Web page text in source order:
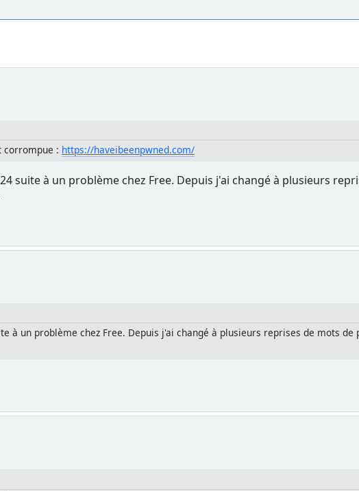
corrompue : https://haveibeenpwned.com/
suite à un problème chez Free. Depuis j'ai changé à plusieurs
à un problème chez Free. Depuis j'ai changé à plusieurs reprises de mots de